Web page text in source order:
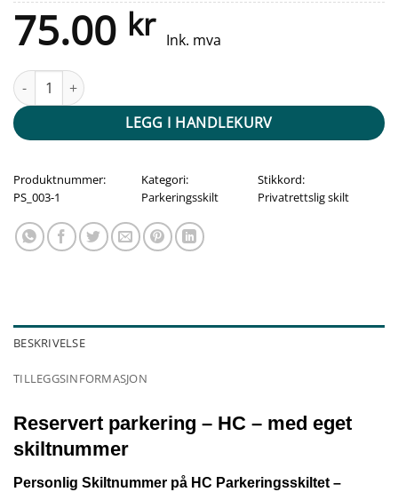
75.00 kr Ink. mva
Reservert parkering - HC - med eget skiltnummer antall
LEGG I HANDLEKURV
Produktnummer:
PS_003-1
Kategori:
Parkeringsskilt
Stikkord:
Privatrettslig skilt
BESKRIVELSE
TILLEGGSINFORMASJON
Reservert parkering – HC – med eget
skiltnummer
Personlig Skiltnummer på HC Parkeringsskiltet –